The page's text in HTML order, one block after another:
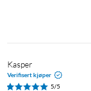
Kasper
Verifisert kjøper
5/5